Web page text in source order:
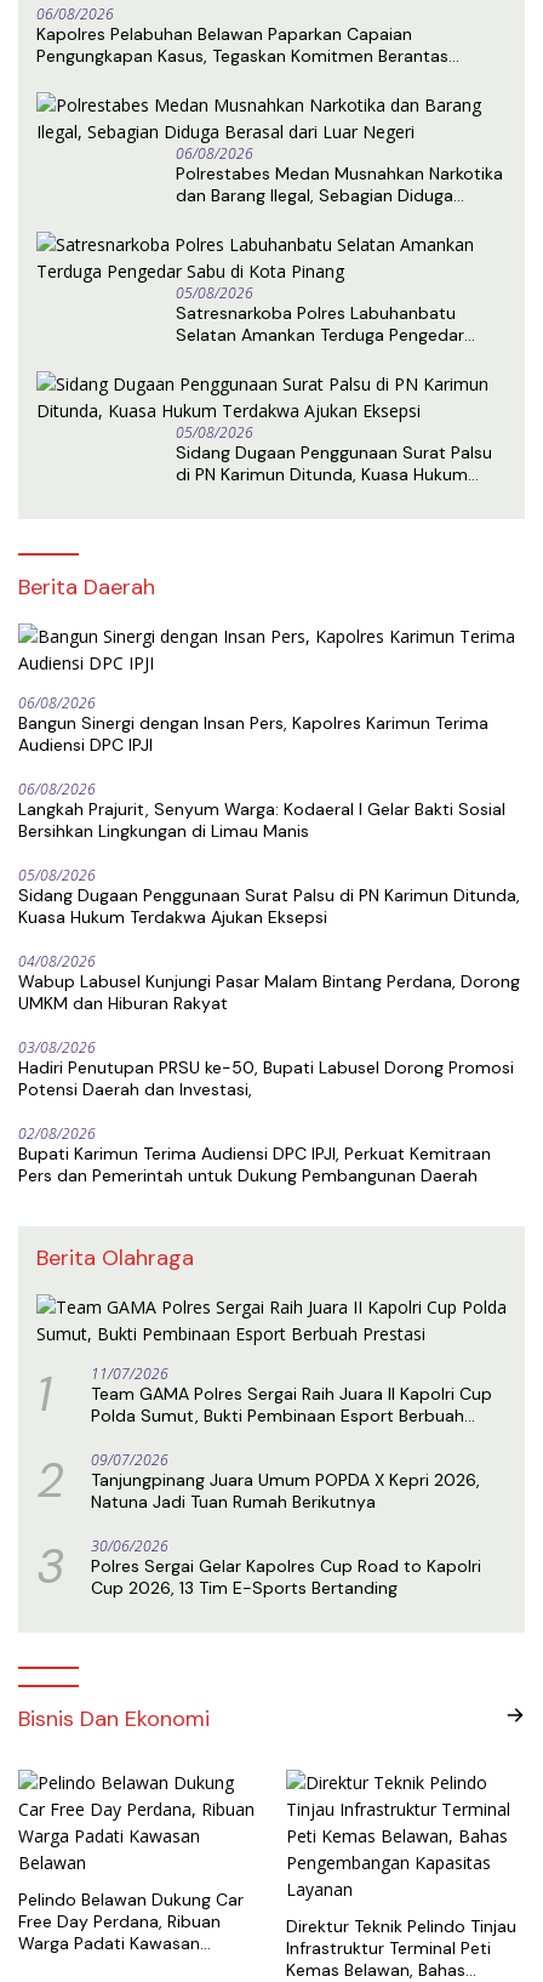
06/08/2026
Kapolres Pelabuhan Belawan Paparkan Capaian
Pengungkapan Kasus, Tegaskan Komitmen Berantas
06/08/2026
Polrestabes Medan Musnahkan Narkotika
dan Barang Ilegal, Sebagian Diduga
05/08/2026
Satresnarkoba Polres Labuhanbatu
Selatan Amankan Terduga Pengedar
05/08/2026
Sidang Dugaan Penggunaan Surat Palsu
di PN Karimun Ditunda, Kuasa Hukum
Berita Daerah
06/08/2026
Bangun Sinergi dengan Insan Pers, Kapolres Karimun Terima
Audiensi DPC IPJI
06/08/2026
Langkah Prajurit, Senyum Warga: Kodaeral I Gelar Bakti Sosial
Bersihkan Lingkungan di Limau Manis
05/08/2026
Sidang Dugaan Penggunaan Surat Palsu di PN Karimun Ditunda,
Kuasa Hukum Terdakwa Ajukan Eksepsi
04/08/2026
Wabup Labusel Kunjungi Pasar Malam Bintang Perdana, Dorong
UMKM dan Hiburan Rakyat
03/08/2026
Hadiri Penutupan PRSU ke-50, Bupati Labusel Dorong Promosi
Potensi Daerah dan Investasi,
02/08/2026
Bupati Karimun Terima Audiensi DPC IPJI, Perkuat Kemitraan
Pers dan Pemerintah untuk Dukung Pembangunan Daerah
Berita Olahraga
1 11/07/2026
Team GAMA Polres Sergai Raih Juara II Kapolri Cup
Polda Sumut, Bukti Pembinaan Esport Berbuah
2 09/07/2026
Tanjungpinang Juara Umum POPDA X Kepri 2026,
Natuna Jadi Tuan Rumah Berikutnya
3 30/06/2026
Polres Sergai Gelar Kapolres Cup Road to Kapolri
Cup 2026, 13 Tim E-Sports Bertanding
Bisnis Dan Ekonomi
Pelindo Belawan Dukung Car
Free Day Perdana, Ribuan
Warga Padati Kawasan
Direktur Teknik Pelindo Tinjau
Infrastruktur Terminal Peti
Kemas Belawan, Bahas